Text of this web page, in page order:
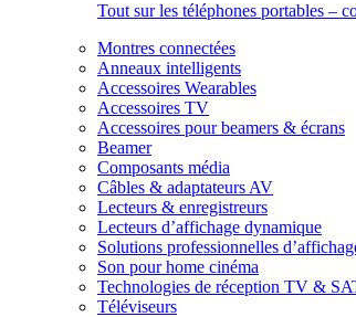
Tout sur les téléphones portables –
Montres connectées
Anneaux intelligents
Accessoires Wearables
Accessoires TV
Accessoires pour beamers & écrans
Beamer
Composants média
Câbles & adaptateurs AV
Lecteurs & enregistreurs
Lecteurs d’affichage dynamique
Solutions professionnelles
Son pour home cinéma
Technologies de réception TV &
Téléviseurs